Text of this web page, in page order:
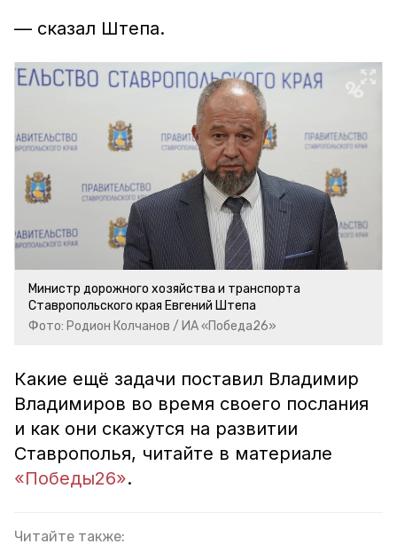
— сказал Штепа.
Министр дорожного хозяйства и транспорта
Ставропольского края Евгений Штепа
Фото: Родион Колчанов / ИА «Победа26»
Какие ещё задачи поставил Владимир
Владимиров во время своего послания
и как они скажутся на развитии
Ставрополья, читайте в материале
«Победы26».
Читайте также: